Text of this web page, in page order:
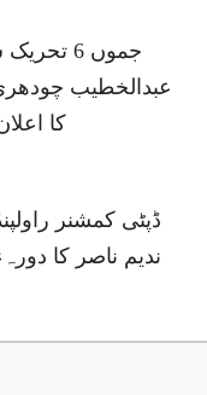
جموں 6
عبدالخطیب
کا
ڈپٹی کمشنر
ندیم ناصر کا